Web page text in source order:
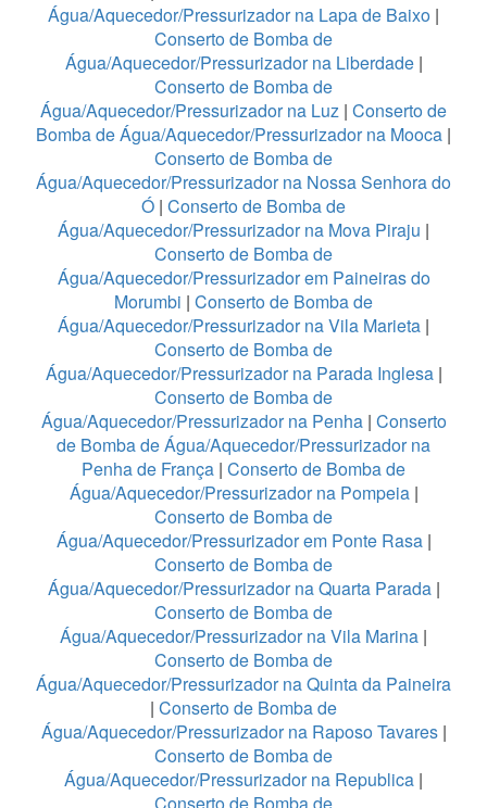
Água/Aquecedor/Pressurizador na Lapa de Baixo |
Conserto de Bomba de
Água/Aquecedor/Pressurizador na Liberdade |
Conserto de Bomba de
Água/Aquecedor/Pressurizador na Luz | Conserto de
Bomba de Água/Aquecedor/Pressurizador na Mooca |
Conserto de Bomba de
Água/Aquecedor/Pressurizador na Nossa Senhora do
Ó | Conserto de Bomba de
Água/Aquecedor/Pressurizador na Mova Piraju |
Conserto de Bomba de
Água/Aquecedor/Pressurizador em Paineiras do
Morumbi | Conserto de Bomba de
Água/Aquecedor/Pressurizador na Vila Marieta |
Conserto de Bomba de
Água/Aquecedor/Pressurizador na Parada Inglesa |
Conserto de Bomba de
Água/Aquecedor/Pressurizador na Penha| Conserto
de Bomba de Água/Aquecedor/Pressurizador na
Penha de França | Conserto de Bomba de
Água/Aquecedor/Pressurizador na Pompeia|
Conserto de Bomba de
Água/Aquecedor/Pressurizador em Ponte Rasa|
Conserto de Bomba de
Água/Aquecedor/Pressurizador na Quarta Parada|
Conserto de Bomba de
Água/Aquecedor/Pressurizador na Vila Marina |
Conserto de Bomba de
Água/Aquecedor/Pressurizador na Quinta da Paineira
| Conserto de Bomba de
Água/Aquecedor/Pressurizador na Raposo Tavares|
Conserto de Bomba de
Água/Aquecedor/Pressurizador na Republica |